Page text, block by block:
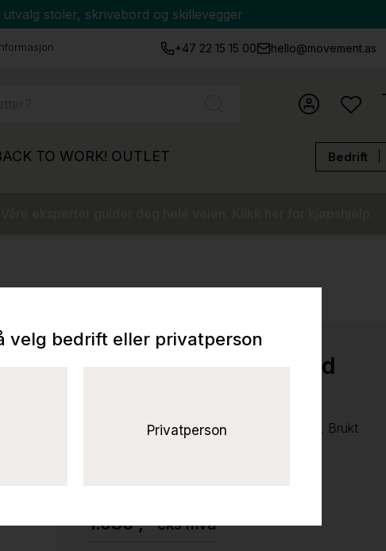
stoler, skrivebord og skillevegger
+47 22 15 15 00 hello@movement.as
TO WORK! OUTLET Bedrift
Archie fullpolstret med
Beige stoff (Kvadrat Canvas), ben i sort, Brukt
1.036 ,-eks mva
velg bedrift eller privatperson
Privatperson